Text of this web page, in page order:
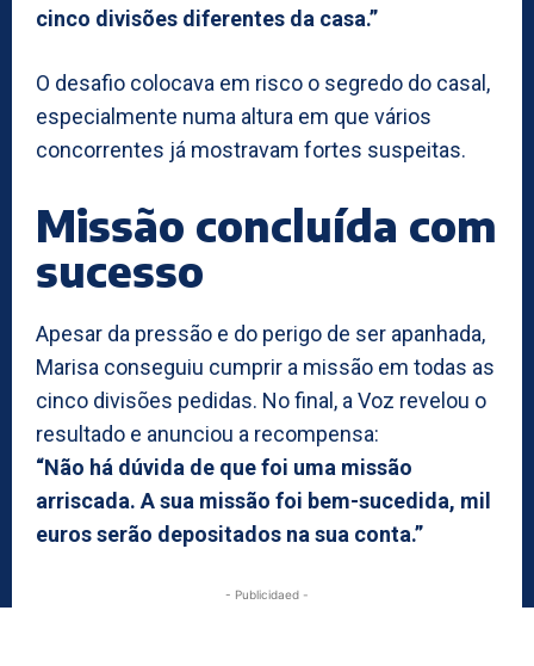
cinco divisões diferentes da casa.”
O desafio colocava em risco o segredo do casal,
especialmente numa altura em que vários
concorrentes já mostravam fortes suspeitas.
Missão concluída com
sucesso
Apesar da pressão e do perigo de ser apanhada,
Marisa conseguiu cumprir a missão em todas as
cinco divisões pedidas. No final, a Voz revelou o
resultado e anunciou a recompensa:
“Não há dúvida de que foi uma missão
arriscada. A sua missão foi bem-sucedida, mil
euros serão depositados na sua conta.”
- Publicidaed -